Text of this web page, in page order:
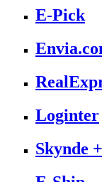
E-Pick
Loginter
Skynde